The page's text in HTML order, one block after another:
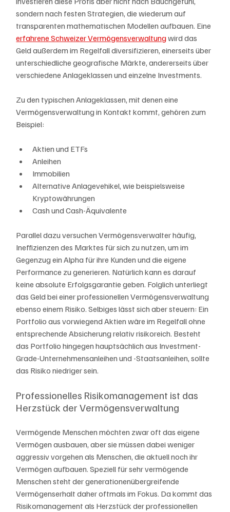
sondern nach festen Strategien, die wiederum auf
transparenten mathematischen Modellen aufbauen. Eine
erfahrene Schweizer Vermögensverwaltung wird das
Geld außerdem im Regelfall diversifizieren, einerseits über
unterschiedliche geografische Märkte, andererseits über
verschiedene Anlageklassen und einzelne Investments.
Zu den typischen Anlageklassen, mit denen eine
Vermögensverwaltung in Kontakt kommt, gehören zum
Beispiel:
Aktien und ETFs
Anleihen
Immobilien
Alternative Anlagevehikel, wie beispielsweise
Kryptowährungen
Cash und Cash-Äquivalente
Parallel dazu versuchen Vermögensverwalter häufig,
Ineffizienzen des Marktes für sich zu nutzen, um im
Gegenzug ein Alpha für ihre Kunden und die eigene
Performance zu generieren. Natürlich kann es darauf
keine absolute Erfolgsgarantie geben. Folglich unterliegt
das Geld bei einer professionellen Vermögensverwaltung
ebenso einem Risiko. Selbiges lässt sich aber steuern: Ein
Portfolio aus vorwiegend Aktien wäre im Regelfall ohne
entsprechende Absicherung relativ risikoreich. Besteht
das Portfolio hingegen hauptsächlich aus Investment-
Grade-Unternehmensanleihen und -Staatsanleihen, sollte
das Risiko niedriger sein.
Professionelles Risikomanagement ist das
Herzstück der Vermögensverwaltung
Vermögende Menschen möchten zwar oft das eigene
Vermögen ausbauen, aber sie müssen dabei weniger
aggressiv vorgehen als Menschen, die aktuell noch ihr
Vermögen aufbauen. Speziell für sehr vermögende
Menschen steht der generationenübergreifende
Vermögenserhalt daher oftmals im Fokus. Da kommt das
Risikomanagement als Herzstück der professionellen